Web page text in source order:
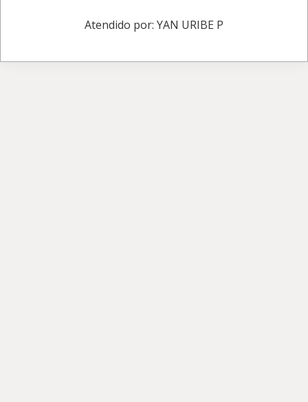
Atendido por: YAN URIBE P